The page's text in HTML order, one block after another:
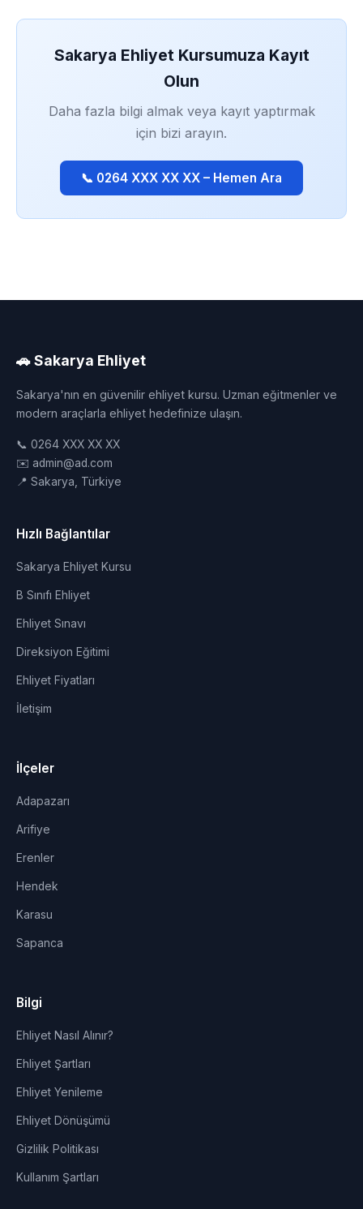
Sakarya Ehliyet Kursumuza Kayıt
Olun
Daha fazla bilgi almak veya kayıt yaptırmak
için bizi arayın.
📞 0264 XXX XX XX – Hemen Ara
🚗 Sakarya Ehliyet
Sakarya'nın en güvenilir ehliyet kursu. Uzman eğitmenler ve
modern araçlarla ehliyet hedefinize ulaşın.
📞 0264 XXX XX XX
✉️ admin@ad.com
📍 Sakarya, Türkiye
Hızlı Bağlantılar
Sakarya Ehliyet Kursu
B Sınıfı Ehliyet
Ehliyet Sınavı
Direksiyon Eğitimi
Ehliyet Fiyatları
İletişim
İlçeler
Adapazarı
Arifiye
Erenler
Hendek
Karasu
Sapanca
Bilgi
Ehliyet Nasıl Alınır?
Ehliyet Şartları
Ehliyet Yenileme
Ehliyet Dönüşümü
Gizlilik Politikası
Kullanım Şartları